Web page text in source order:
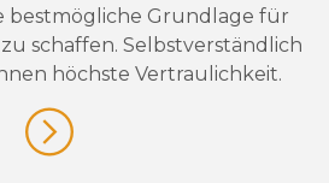
bestmögliche Grundlage für
schaffen. Selbstverständlich
höchste Vertraulichkeit.